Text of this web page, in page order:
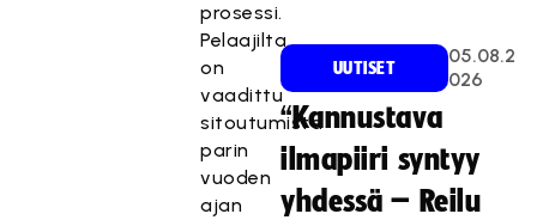
prosessi.
Pelaajilta
on
vaadittu
sitoutumista
parin
vuoden
ajan
UUTISET
05.08.2
026
“Kannustava
ilmapiiri syntyy
yhdessä – Reilu